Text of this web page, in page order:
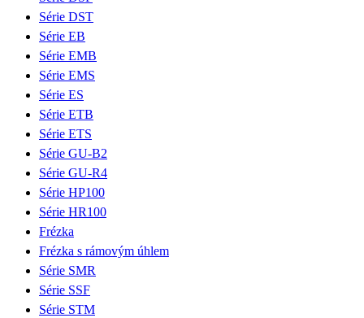
Série DST
Série EB
Série EMB
Série EMS
Série ES
Série ETB
Série ETS
Série GU-B2
Série GU-R4
Série HP100
Série HR100
Frézka
Frézka s rámovým úhlem
Série SMR
Série SSF
Série STM